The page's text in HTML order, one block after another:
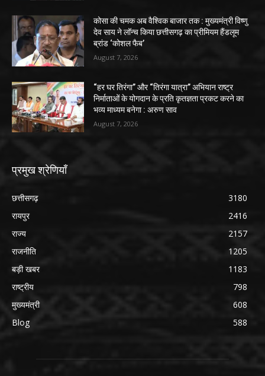
कोसा की चमक अब वैश्विक बाजार तक : मुख्यमंत्री विष्णु
देव साय ने लॉन्च किया छत्तीसगढ़ का प्रीमियम हैंडलूम
ब्रांड ‘कोशल फैब’
August 7, 2026
“हर घर तिरंगा” और “तिरंगा यात्रा” अभियान राष्ट्र
निर्माताओं के योगदान के प्रति कृतज्ञता प्रकट करने का
भव्य माध्यम बनेगा : अरुण साव
August 7, 2026
प्रमुख श्रेणियाँ
छत्तीसगढ़
3180
रायपुर
2416
राज्य
2157
राजनीति
1205
बड़ी खबर
1183
राष्ट्रीय
798
मुख्यमंत्री
608
Blog
588